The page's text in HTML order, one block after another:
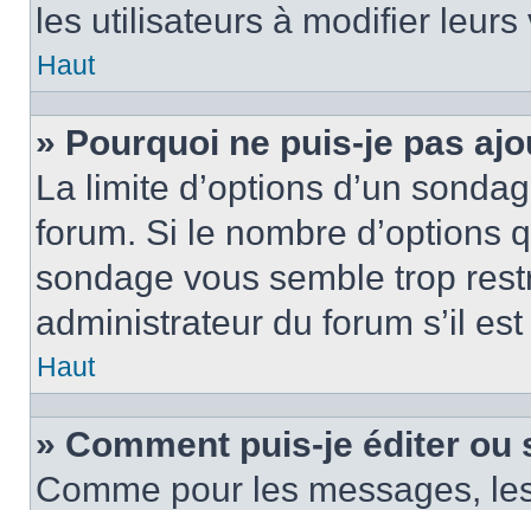
les utilisateurs à modifier leurs
Haut
» Pourquoi ne puis-je pas
La limite d’options d’un
forum. Si le nombre d’options
sondage vous semble trop
administrateur du forum s’il
Haut
» Comment puis-je éditer ou
Comme pour les messages,